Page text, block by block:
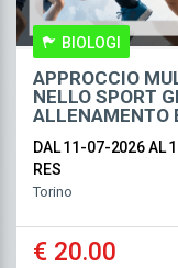
BIOLOGI
APPROCCIO
NELLO SPORT
ALLENAMENTO
DAL 11-07-2026AL
RES
Torino
€ 20.00